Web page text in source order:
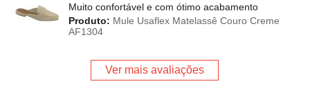
Muito confortável e com ótimo acabamento
Produto: Mule Usaflex Matelassê Couro Creme
AF1304
Ver mais avaliações